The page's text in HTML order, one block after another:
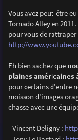
Vous avez peut-être
Tornado Alley en
pour vous de
http://
Eh bien sachez que
plaines américaines
pour certains d'entre
moisson d'images
chasse avec une
- Vincent Deligny :